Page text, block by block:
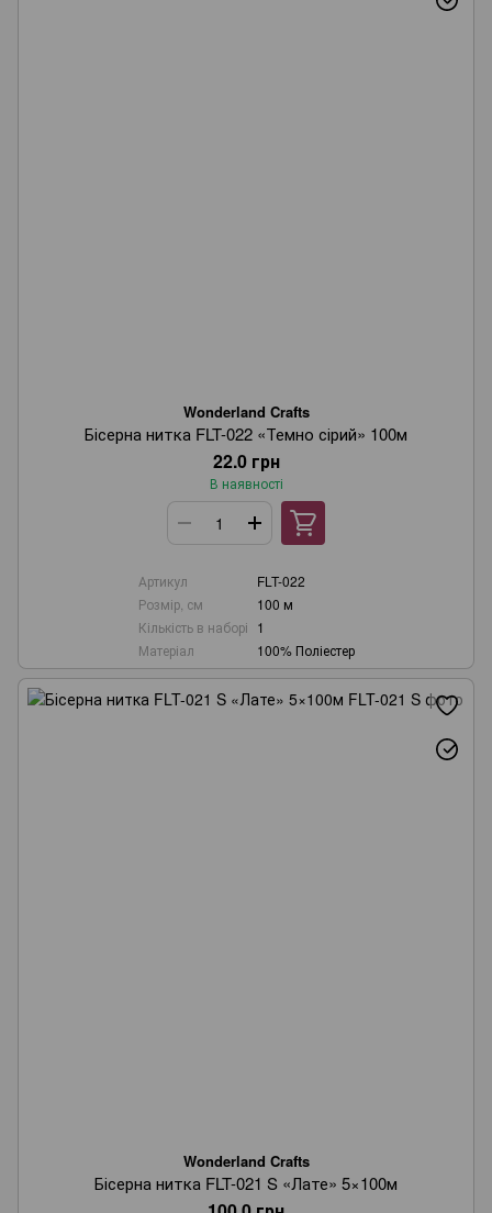
Wonderland Crafts
Бісерна нитка FLT-022 «Темно сірий» 100м
22.0 грн
В наявності
Артикул
FLT-022
Розмір, см
100 м
Кількість в наборі 1
Матеріал
100% Поліестер
Wonderland Crafts
Бісерна нитка FLT-021 S «Лате» 5×100м